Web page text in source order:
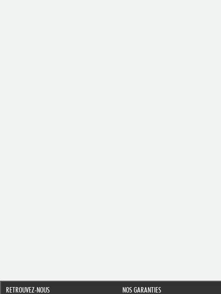
RETROUVEZ-NOUS NOS GARANTIES